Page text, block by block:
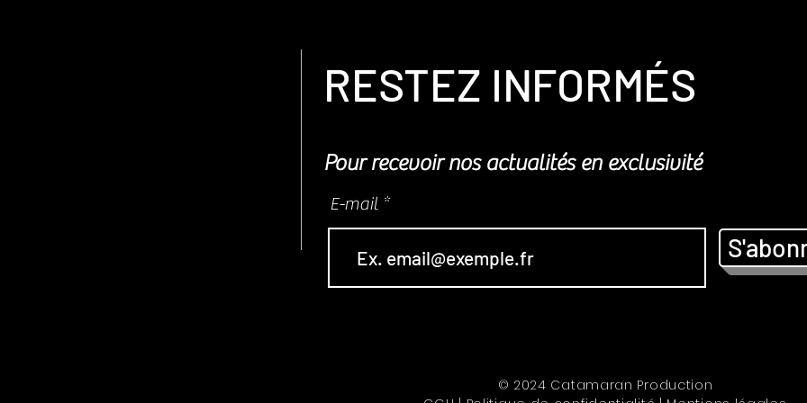
Partager cet événement
RESTEZ INFORMÉS
Pour recevoir nos actualités en exclusivité
E-mail
© 2024 Catamaran Production